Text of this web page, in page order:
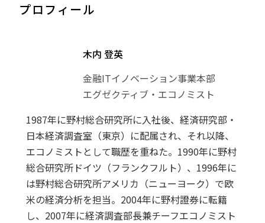
プロフィール
木内 登英
金融ITイノベーション事業本部
エグゼクティブ・エコノミスト
1987年に野村総合研究所に入社後、経済研究部・
日本経済調査室（東京）に配属され、それ以降、
エコノミストとして職歴を重ねた。1990年に野村
総合研究所ドイツ（フランクフルト）、1996年に
は野村総合研究所アメリカ（ニューヨーク）で欧
米の経済分析を担当。2004年に野村證券に転籍
し、2007年に経済調査部長兼チーフエコノミスト